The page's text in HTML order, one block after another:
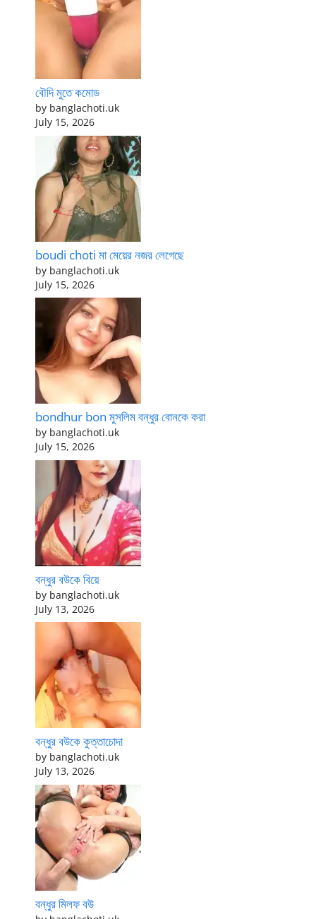
বৌদি মুতে কমোড
by banglachoti.uk
July 15, 2026
boudi choti মা মেয়ের নজর লেগেছে
by banglachoti.uk
July 15, 2026
bondhur bon মুসলিম বন্ধুর বোনকে করা
by banglachoti.uk
July 15, 2026
বন্ধুর বউকে বিয়ে
by banglachoti.uk
July 13, 2026
বন্ধুর বউকে কুত্তাচোদা
by banglachoti.uk
July 13, 2026
বন্ধুর মিলফ বউ